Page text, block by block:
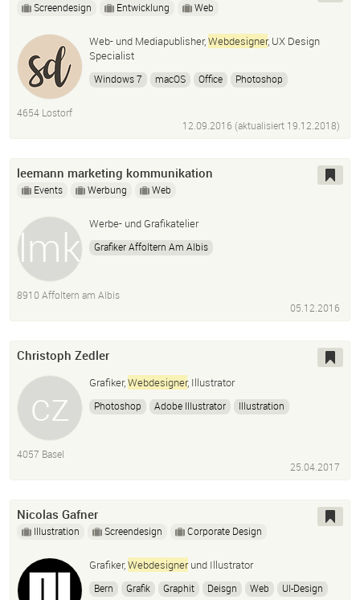
Screendesign Entwicklung Web
Web- und Mediapublisher,Webdesigner, UX Design
Specialist
Windows 7 macOS Office
Photoshop
Cinema 4D
3D Visualisierungen
360°Foto-Panoramatour
Panoramafotografie
4654 Lostorf
12.09.2016 (aktualisiert 19.12.2018)
leemann marketing kommunikation
Events Werbung Web
Werbe- und Grafikatelier
Grafiker Affoltern Am Albis
8910 Affoltern am Albis
05.12.2016
Christoph Zedler
Grafiker,Webdesigner, Illustrator
Photoshop Adobe Illustrator
Illustration
4057 Basel
25.04.2017
Nicolas Gafner
Illustration Screendesign Corporate Design
Grafiker,Webdesignerund Illustrator
Bern Grafik Graphit Deisgn Web
UI-Design